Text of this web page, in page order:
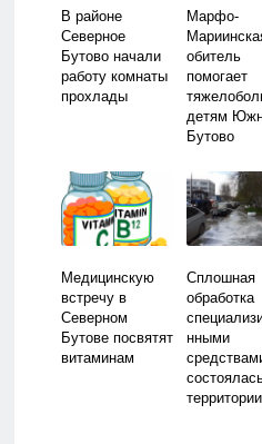
В районе
Северное
Бутово начали
работу комнаты
прохлады
Марфо-
обитель
помогает
детям
Бутово
Медицинскую
встречу в
Северном
Бутове посвятят
витаминам
Сплошная
обработка
нными
территории